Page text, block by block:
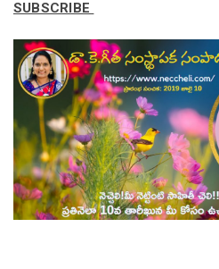
SUBSCRIBE